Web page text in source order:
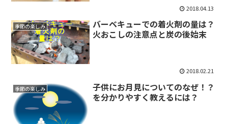
2018.04.13
季節の楽しみ
バーベキューでの着火剤の量は？
火おこしの注意点と炭の後始末
2018.02.21
季節の楽しみ
子供にお月見についてのなぜ！？
を分かりやすく教えるには？